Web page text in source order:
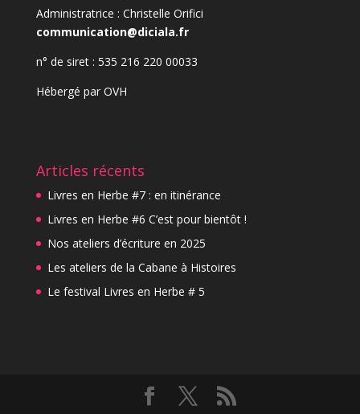
Administratrice : Christelle Orifici
communication@diciala.fr
n° de siret : 535 216 220 00033
Hébergé par OVH
Articles récents
Livres en Herbe #7 : en itinérance
Livres en Herbe #6 C’est pour bientôt !
Nos ateliers d’écriture en 2025
Les ateliers de la Cabane à Histoires
Le festival Livres en Herbe # 5